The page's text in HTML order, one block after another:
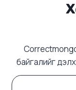
байгалийг